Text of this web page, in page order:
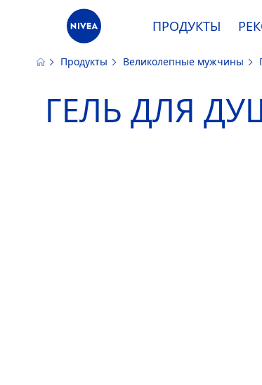
Наш сайт
ПРОДУКТЫ
Продукты Великолепные мужчины
ГЕЛЬ ДЛЯ